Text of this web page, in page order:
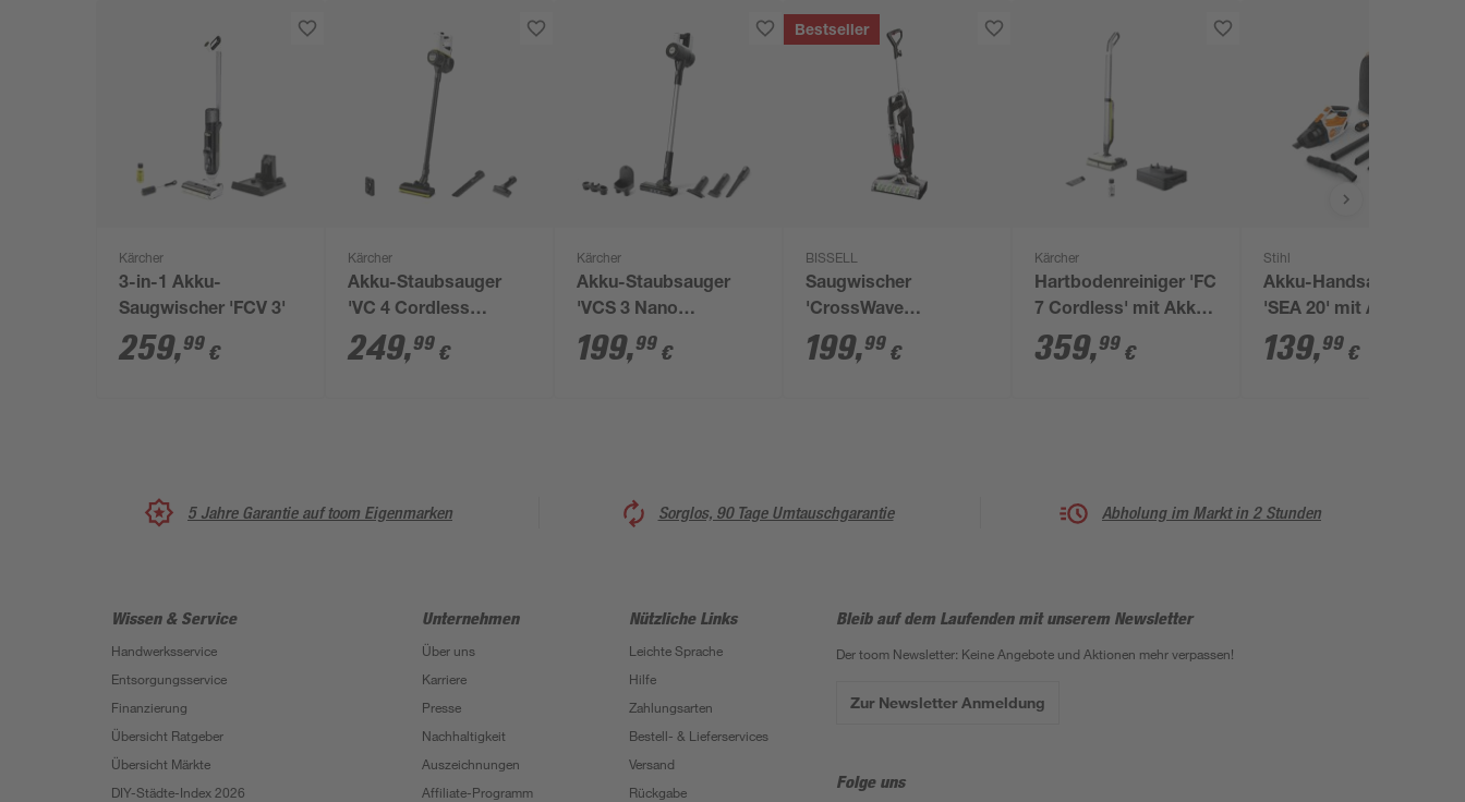
Kärcher
3-in-1 Akku-
Saugwischer 'FCV 3'
259,99 €
Kärcher
Akku-Staubsauger
'VC 4 Cordless
myHome' mit Akku
und Ladegerät
249,99 €
Kärcher
Akku-Staubsauger
'VCS 3 Nano
Complete' mit Akku
und Ladegerät
199,99 €
Bestseller
BISSELL
Saugwischer
'CrossWave
Professional 3-in-1'
560 W
199,99 €
Kärcher
Hartbodenreiniger 'FC
7 Cordless' mit Akku
und Ladegerät
359,99 €
Stihl
Akku-Handsauger
'SEA 20' mit Akku und
Ladegerät
139,99 €
5 Jahre Garantie auf toom Eigenmarken Sorglos, 90 Tage Umtauschgarantie Abholung im Markt in 2 Stunden
Wissen & Service
Handwerksservice
Entsorgungsservice
Finanzierung
Übersicht Ratgeber
Übersicht Märkte
DIY-Städte-Index 2026
Unternehmen
Über uns
Karriere
Presse
Nachhaltigkeit
Auszeichnungen
Affiliate-Programm
Nützliche Links
Leichte Sprache
Hilfe
Zahlungsarten
Bestell- & Lieferservices
Versand
Rückgabe
Bleib auf dem Laufenden mit unserem Newsletter
Der toom Newsletter: Keine Angebote und Aktionen mehr verpassen!
Zur Newsletter Anmeldung
Folge uns